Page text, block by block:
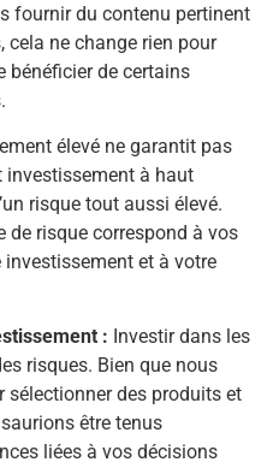
fournir du contenu pertinent
cela ne change rien pour
bénéficier de certains
élevé ne garantit pas
investissement à haut
risque tout aussi élevé.
de risque correspond à vos
et à votre
: Investir dans les
risques. Bien que nous
des produits et
être tenus
liées à vos décisions